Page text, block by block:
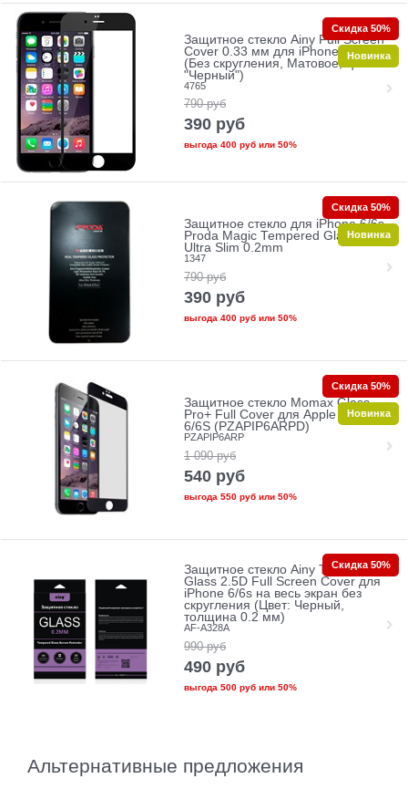
Защитное стекло Ainy Full Screen
Cover 0.33 мм для iPhone 6/6s
(Без скругления, Матовое, цвет
"Черный")
4765
790 руб
390 руб
выгода 400 рубили 50%
Скидка 50%
Новинка
Защитное стекло для iPhone 6/6s
Proda Magic Tempered Glass 2.5D
Ultra Slim 0.2mm
1347
790 руб
390 руб
выгода 400 рубили 50%
Скидка 50%
Новинка
Защитное стекло Momax Glass
Pro+ Full Cover для Apple iPhone
6/6S (PZAPIP6ARPD)
PZAPIP6ARP
1 090 руб
540 руб
выгода 550 рубили 50%
Скидка 50%
Новинка
Защитное стекло Ainy Tempered
Glass 2.5D Full Screen Cover для
iPhone 6/6s на весь экран без
скругления (Цвет: Черный,
толщина 0.2 мм)
AF-A328A
990 руб
490 руб
выгода 500 рубили 50%
Скидка 50%
Альтернативные предложения